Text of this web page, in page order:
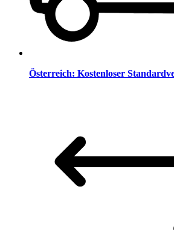
Österreich: Kostenloser